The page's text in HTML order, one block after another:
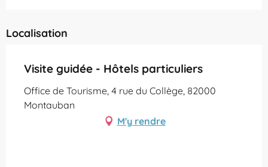
Localisation
Visite guidée - Hôtels particuliers
Office de Tourisme, 4 rue du Collège, 82000
Montauban
M'y rendre